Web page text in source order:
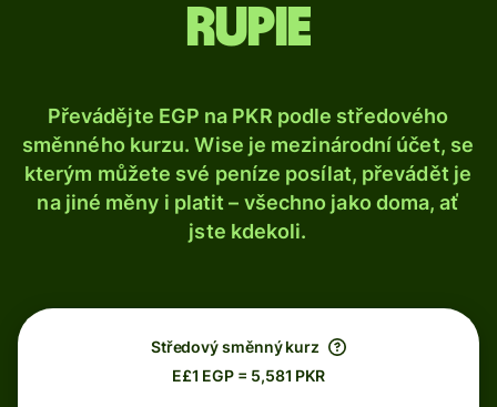
rupie
Převádějte EGP na PKR podle středového
směnného kurzu. Wise je mezinárodní účet, se
kterým můžete své peníze posílat, převádět je
na jiné měny i platit – všechno jako doma, ať
jste kdekoli.
Středový směnný kurz
E£1 EGP = 5,581 PKR